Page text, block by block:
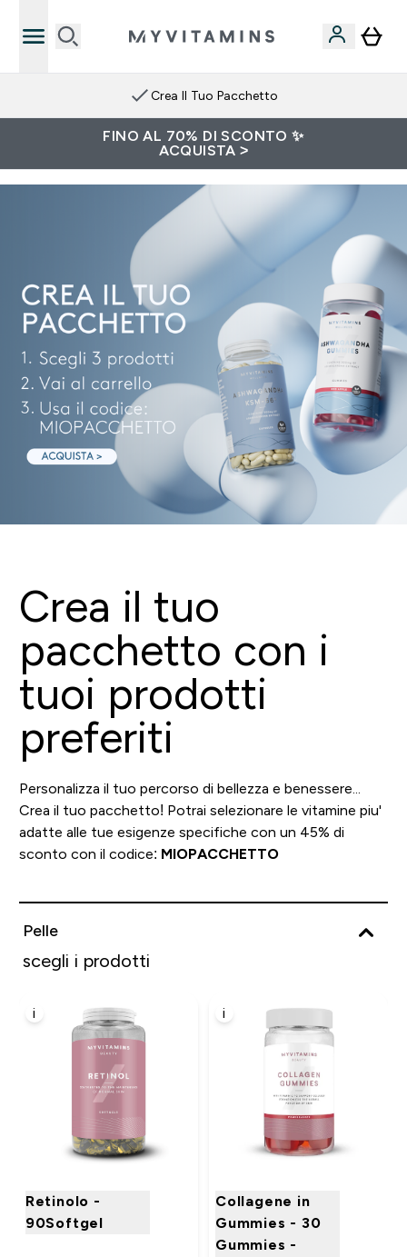
Crea Il Tuo Pacchetto
FINO AL 70% DI SCONTO ✨
ACQUISTA >
Crea il tuo
pacchetto con i
tuoi prodotti
preferiti
Personalizza il tuo percorso di bellezza e benessere...
Crea il tuo pacchetto! Potrai selezionare le vitamine piu'
adatte alle tue esigenze specifiche con un 45% di
sconto con il codice: MIOPACCHETTO
Pelle
scegli i prodotti
i
Retinolo -
90Softgel
i
Collagene in
Gummies - 30
Gummies -